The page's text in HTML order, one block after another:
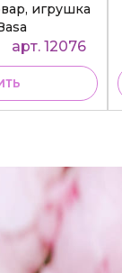
игрушка
арт. 12076